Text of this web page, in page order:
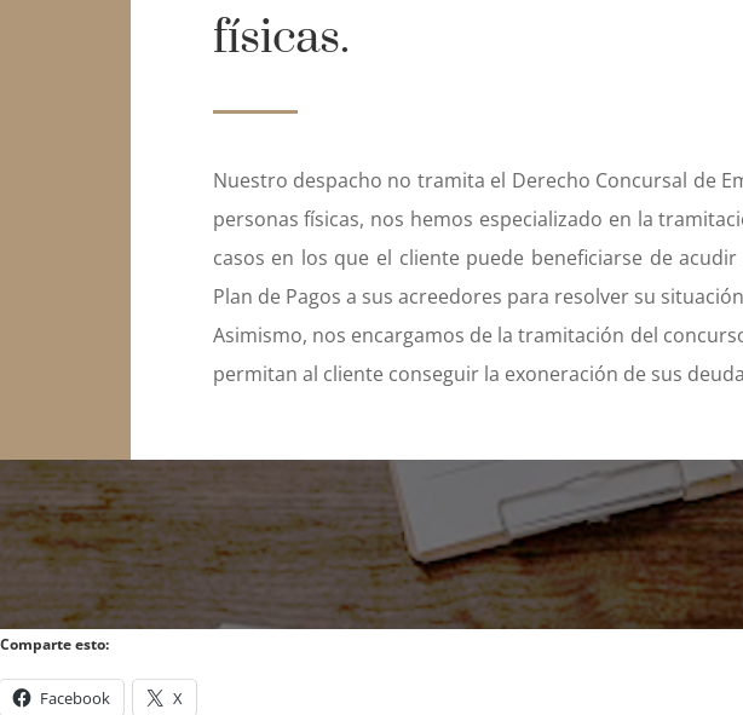
físicas.
Nuestro despacho no tramita el Derecho Concursal de
personas físicas, nos hemos especializado en la
casos en los que el cliente puede beneficiarse de
Plan de Pagos a sus acreedores para resolver su
Asimismo, nos encargamos de la tramitación del
permitan al cliente conseguir la exoneración de sus
Comparte esto:
Facebook X